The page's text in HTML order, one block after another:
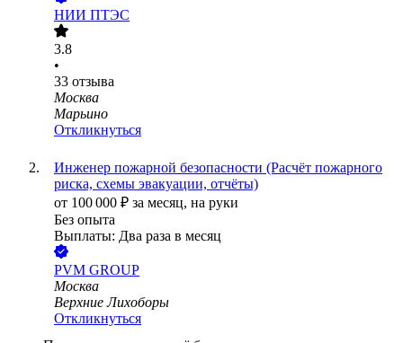
НИИ ПТЭС
3.8
•
33 отзыва
Москва
Марьино
Откликнуться
Инженер пожарной безопасности (Расчёт пожарного
риска, схемы эвакуации, отчёты)
от 100 000 ₽ за месяц, на руки
Без опыта
Выплаты: Два раза в месяц
PVM GROUP
Москва
Верхние Лихоборы
Откликнуться